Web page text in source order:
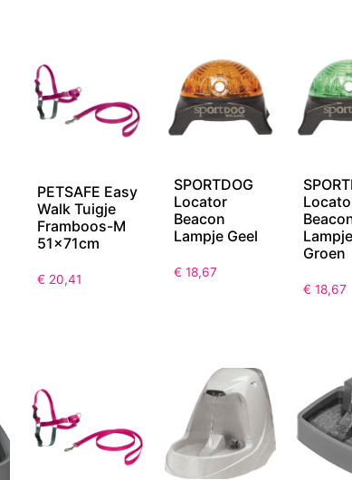
PETSAFE Easy
Walk Tuigje
Framboos-M
51x71cm
€ 20,41
SPORTDOG
Locator
Beacon
Lampje Geel
€ 18,67
Lampje
Groen
€ 18,67